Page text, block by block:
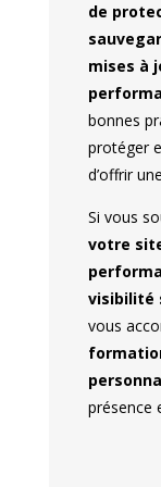
de
mises à
bonnes
protéger
d’offrir
Si vous
votre
visibilité
vous
présence